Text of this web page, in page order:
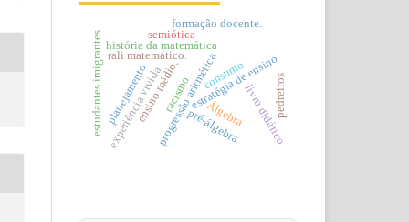
estratégia de ensino
progressão aritmética
história da matemática
estudantes imigrantes racismo Álgebra
ensino médio.
rali matemático.
experiência vivida livro didático
planejamento pré-álgebra
semiótica
pedreiros
consumo
formação docente.